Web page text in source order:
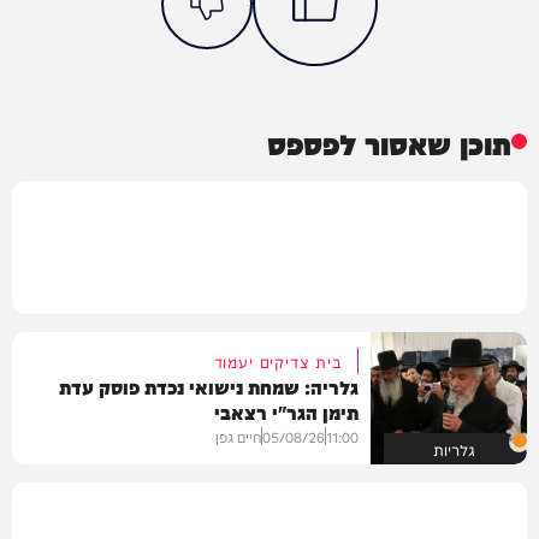
תוכן שאסור לפספס
גלריות
בית צדיקים יעמוד
גלריה: שמחת נישואי נכדת פוסק עדת
תימן הגר"י רצאבי
11:00
05/08/26חיים גפן